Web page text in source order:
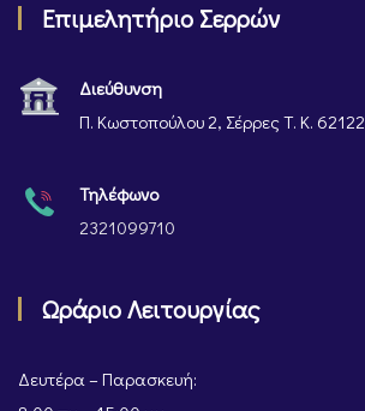
Επιμελητήριο Σερρών
Διεύθυνση
Π. Κωστοπούλου 2, Σέρρες Τ. Κ. 62122
Τηλέφωνο
2321099710
Ωράριο Λειτουργίας
Δευτέρα – Παρασκευή: